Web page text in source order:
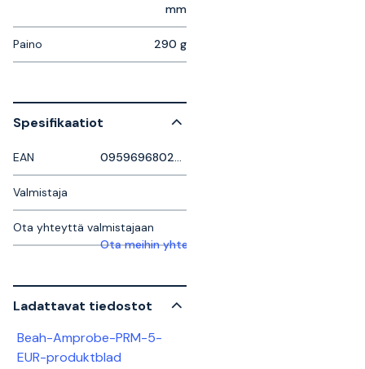
mm
Paino 290 g
Spesifikaatiot
EAN 095969680295
Valmistaja
Ota yhteyttä valmistajaan
Ota meihin yhteyttä saadaksesi lisätietoja
Ladattavat tiedostot
Beah-Amprobe-PRM-5-
EUR-produktblad